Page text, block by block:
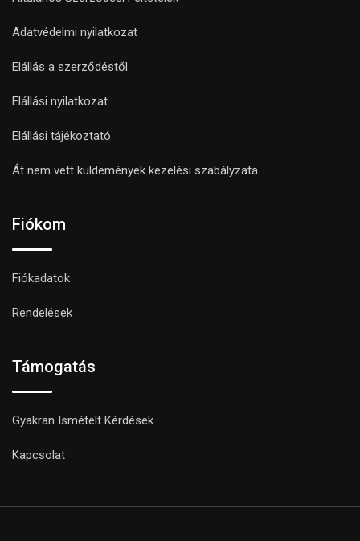
Adatvédelmi nyilatkozat
Elállás a szerződéstől
Elállási nyilatkozat
Elállási tájékoztató
Át nem vett küldemények kezelési szabályzata
Fiókom
Fiókadatok
Rendelések
Támogatás
Gyakran Ismételt Kérdések
Kapcsolat